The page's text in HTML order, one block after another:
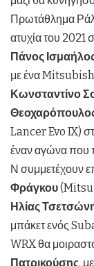
Πρωτάθλημα
ατυχία του 2021
Πάνος
με ένα
Κωνσταντίνο
Lancer Evo IX)
έναν αγώνα που
Ν συμμετέχουν
Φράγκου
Ηλίας
μπάκετ ενός
WRX θα
Πατρικούσης,